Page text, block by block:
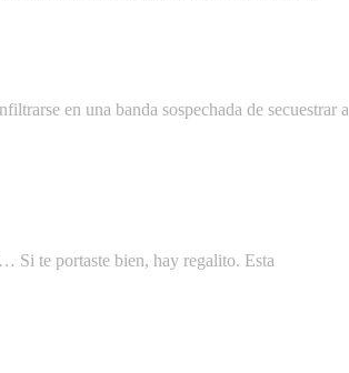
en una banda sospechada de secuestrar a
Si te portaste bien, hay regalito. Esta